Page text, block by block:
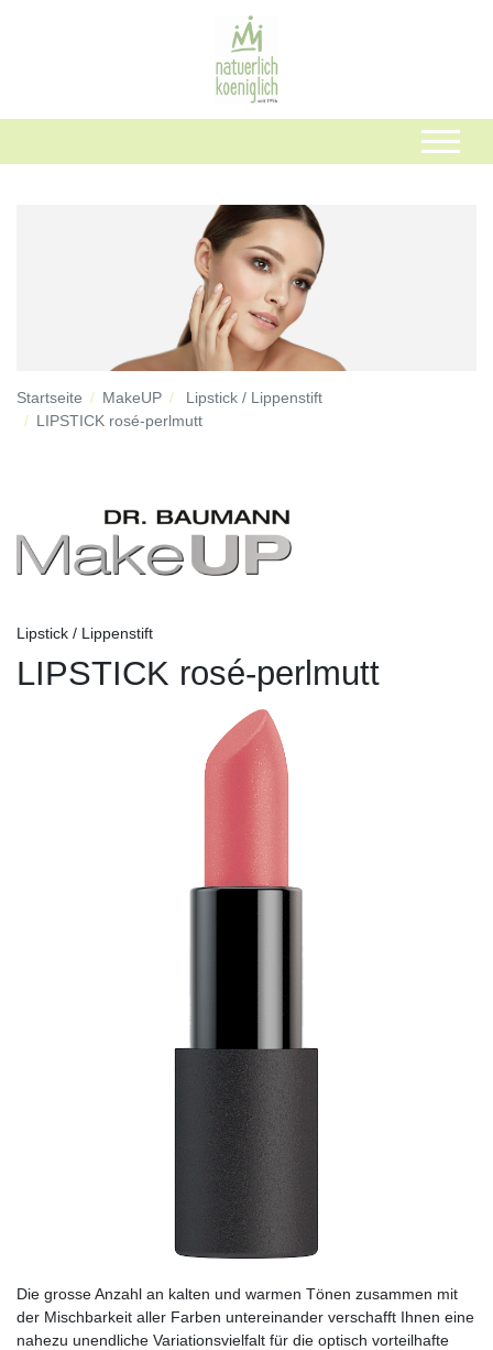
Startseite MakeUP
Lipstick / Lippenstift
LIPSTICK rosé-perlmutt
Lipstick / Lippenstift
LIPSTICK rosé-perlmutt
Die grosse Anzahl an kalten und warmen Tönen zusammen mit
der Mischbarkeit aller Farben untereinander verschafft Ihnen eine
nahezu unendliche Variationsvielfalt für die optisch vorteilhafte